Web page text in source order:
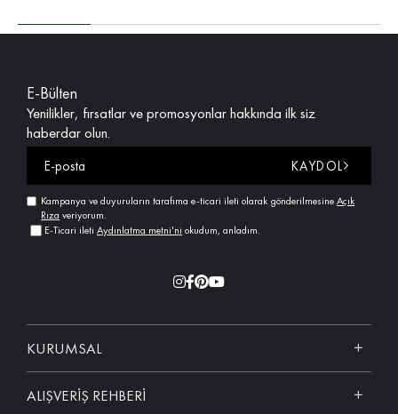
E-Bülten
Yenilikler, fırsatlar ve promosyonlar hakkında ilk siz
haberdar olun.
KAYDOL
Kampanya ve duyuruların tarafıma e-ticari ileti olarak gönderilmesineAçık
Rıza veriyorum.
E-Ticari ileti Aydınlatma metni'ni okudum, anladım.
KURUMSAL
ALIŞVERİŞ REHBERİ